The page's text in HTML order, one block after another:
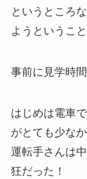
というところ
ようというこ
事前に見学時
はじめは電車
がとても少な
運転手さんは
狂だった！